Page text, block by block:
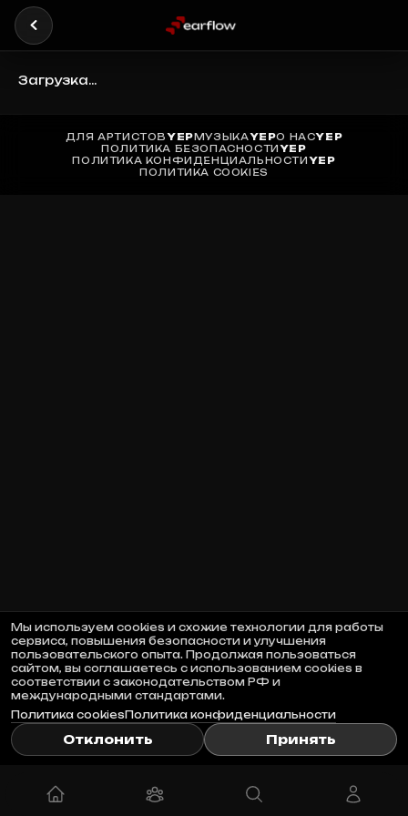
Мы используем cookies и схожие технологии для работы
сервиса, повышения безопасности и улучшения
пользовательского опыта. Продолжая пользоваться
сайтом, вы соглашаетесь с использованием cookies в
соответствии с законодательством РФ и
международными стандартами.
Политика cookies Политика конфиденциальности
Отклонить Принять
Загрузка...
ДЛЯ АРТИСТОВYEPМУЗЫКАYEPО НАСYEP
ПОЛИТИКА БЕЗОПАСНОСТИYEP
ПОЛИТИКА КОНФИДЕНЦИАЛЬНОСТИYEP
ПОЛИТИКА COOKIES